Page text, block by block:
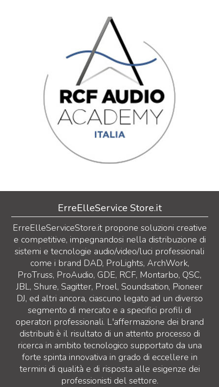
ErreElleService Store.it
ErreElleServiceStore.it propone soluzioni creative
e competitive, impegnandosi nella distribuzione di
sistemi e tecnologie audio/video/luci professionali
come i brand DAD, ProLights, ArchWork,
ProTruss, ProAudio, GDE, RCF, Montarbo, QSC,
JBL, Shure, Sagitter, Proel, Soundsation, Pioneer
DJ, ed altri ancora, ciascuno legato ad un diverso
segmento di mercato e a specifici profili di
operatori professionali. L'affermazione dei brand
distribuiti è il risultato di un attento processo di
ricerca in ambito tecnologico supportato da una
forte spinta innovativa in grado di eccellere in
termini di qualità e di risposta alle esigenze dei
professionisti del settore.